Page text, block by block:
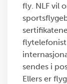
fly. NLF vil
flytelefonist
sendes i
Ellers er